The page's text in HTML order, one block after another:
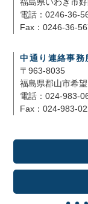
電話：0246-36-
Fax：0246-36-
中通り連絡事務
〒963-8035
福島県郡山市希
電話：024-983-
Fax：024-983-